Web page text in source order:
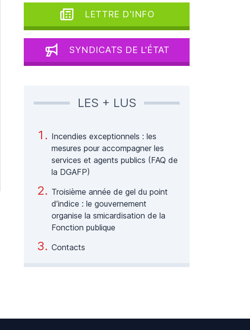
LETTRE D'INFO
SYNDICATS DE L'ÉTAT
LES + LUS
Incendies exceptionnels : les
mesures pour accompagner les
services et agents publics (FAQ de
la DGAFP)
Troisième année de gel du point
d’indice : le gouvernement
organise la smicardisation de la
Fonction publique
Contacts